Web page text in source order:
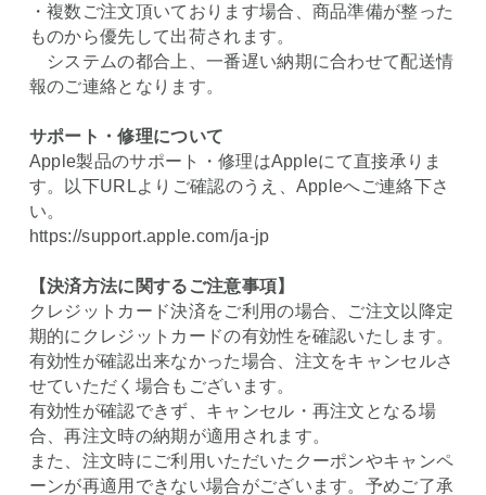
・複数ご注文頂いております場合、商品準備が整った
ものから優先して出荷されます。
システムの都合上、一番遅い納期に合わせて配送情
報のご連絡となります。
サポート・修理について
Apple製品のサポート・修理はAppleにて直接承りま
す。以下URLよりご確認のうえ、Appleへご連絡下さ
い。
https://support.apple.com/ja-jp
【決済方法に関するご注意事項】
クレジットカード決済をご利用の場合、ご注文以降定
期的にクレジットカードの有効性を確認いたします。
有効性が確認出来なかった場合、注文をキャンセルさ
せていただく場合もございます。
有効性が確認できず、キャンセル・再注文となる場
合、再注文時の納期が適用されます。
また、注文時にご利用いただいたクーポンやキャンペ
ーンが再適用できない場合がございます。予めご了承